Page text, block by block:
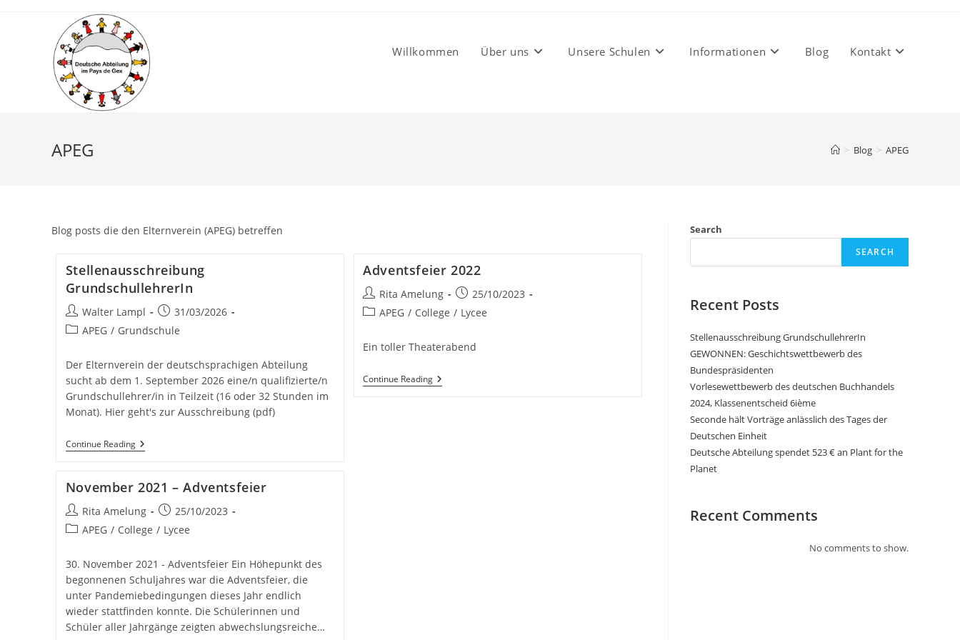
Willkommen Über uns Unsere Schulen Informationen Blog Kontakt
APEG > Blog > APEG
Blog posts die den Elternverein (APEG) betreffen
Stellenausschreibung
GrundschullehrerIn
Post
author:
Walter Lampl
Post
published:
31/03/2026
PostAPEG / Grundschule
Der Elternverein der deutschsprachigen Abteilung
sucht ab dem 1. September 2026 eine/n qualifizierte/n
Grundschullehrer/in in Teilzeit (16 oder 32 Stunden im
Monat). Hier geht's zur Ausschreibung (pdf)
Continue ReadingStellenausschreibung
GrundschullehrerIn
Adventsfeier 2022
Post
author:
Rita Amelung
Post
published:
25/10/2023
PostAPEG / College / Lycee
Ein toller Theaterabend
Continue ReadingAdventsfeier
2022
November 2021 – Adventsfeier
Post
author:
Rita Amelung
Post
published:
25/10/2023
PostAPEG / College / Lycee
30. November 2021 - Adventsfeier Ein Höhepunkt des
begonnenen Schuljahres war die Adventsfeier, die
unter Pandemiebedingungen dieses Jahr endlich
wieder stattfinden konnte. Die Schülerinnen und
Schüler aller Jahrgänge zeigten abwechslungsreiche…
Search
SEARCH
Recent Posts
Stellenausschreibung GrundschullehrerIn
GEWONNEN: Geschichtswettbewerb des
Bundespräsidenten
Vorlesewettbewerb des deutschen Buchhandels
2024, Klassenentscheid 6ième
Seconde hält Vorträge anlässlich des Tages der
Deutschen Einheit
Deutsche Abteilung spendet 523 € an Plant for the
Planet
Recent Comments
No comments to show.